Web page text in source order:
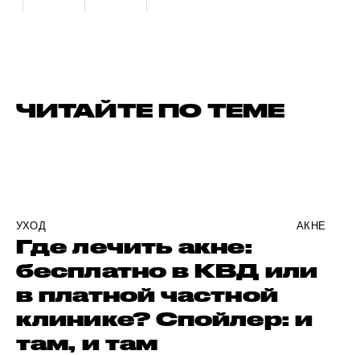
ЧИТАЙТЕ ПО ТЕМЕ
УХОД АКНЕ
Где лечить акне:
бесплатно в КВД или
в платной частной
клинике? Спойлер: и
там, и там